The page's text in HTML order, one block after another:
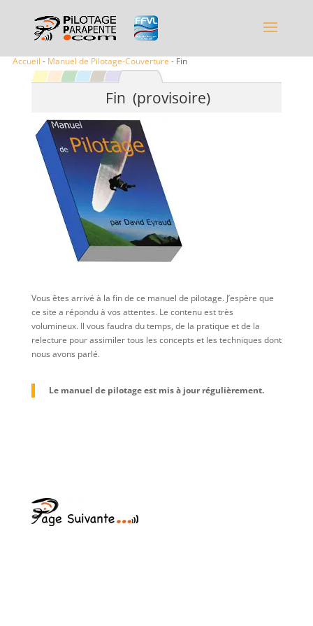
Accueil - Manuel de Pilotage-Couverture - Fin
Fin (provisoire)
Vous êtes arrivé à la fin de ce manuel de pilotage. J’espère que
ce site a répondu à vos attentes. Le contenu est très
volumineux. Il vous faudra du temps, de la pratique et de la
relecture pour assimiler tous les concepts et les techniques dont
nous avons parlé.
Le manuel de pilotage est mis à jour régulièrement.